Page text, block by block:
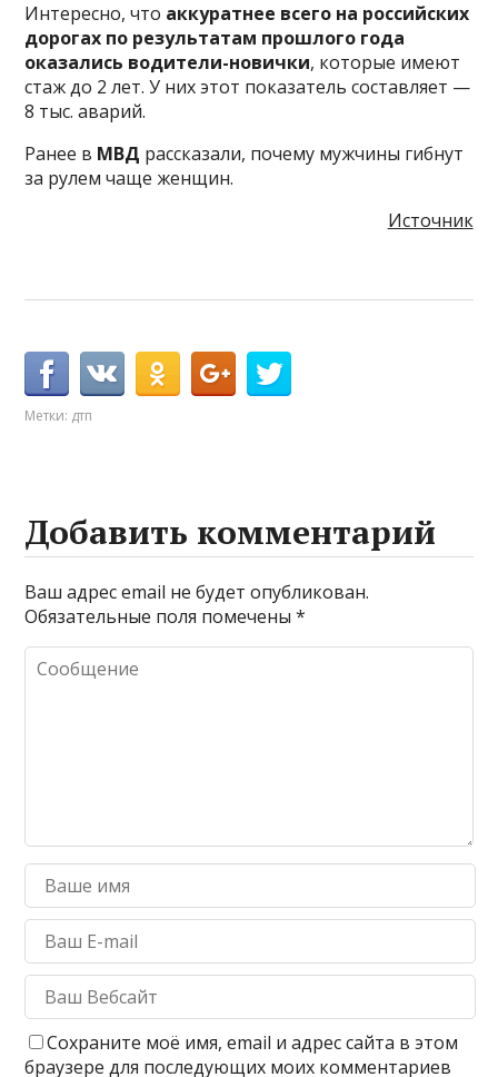
Интересно, что аккуратнее всего на российских
дорогах по результатам прошлого года
оказались водители-новички, которые имеют
стаж до 2 лет. У них этот показатель составляет —
8 тыс. аварий.
Ранее в МВД рассказали, почему мужчины гибнут
за рулем чаще женщин.
Источник
Метки: дтп
Добавить комментарий
Ваш адрес email не будет опубликован.
Обязательные поля помечены*
Сохраните моё имя, email и адрес сайта в этом
браузере для последующих моих комментариев